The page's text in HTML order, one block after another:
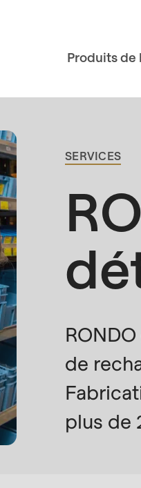
Produits de
SERVICES
de
plus de